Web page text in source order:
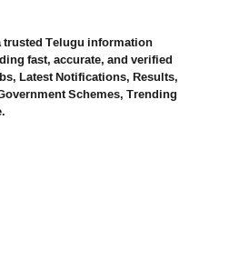
Telugu information
fast, accurate, and verified
Latest Notifications, Results,
Schemes, Trending